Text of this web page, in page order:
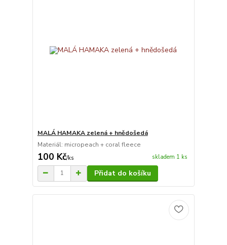
MALÁ HAMAKA zelená + hnědošedá
Materiál: micropeach + coral fleece
100 Kč/ks skladem 1 ks
Přidat do košíku